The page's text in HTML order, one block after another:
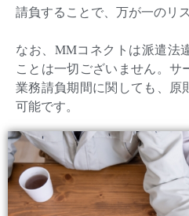
請負することで、万が一のリ
なお、MMコネクトは派遣法
ことは一切ございません。サ
業務請負期間に関しても、原
可能です。